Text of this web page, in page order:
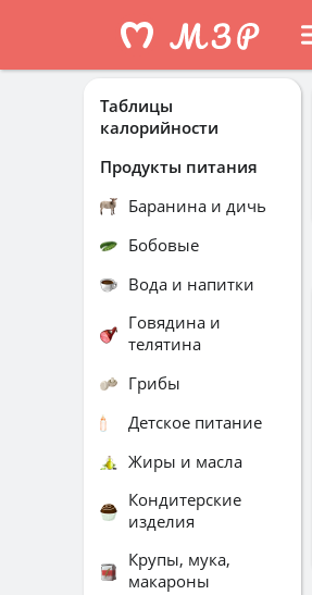
Таблицы
калорийности
Продукты питания
Баранина и дичь
Бобовые
Вода и напитки
Говядина и
телятина
Грибы
Детское питание
Жиры и масла
Кондитерские
изделия
Крупы, мука,
макароны